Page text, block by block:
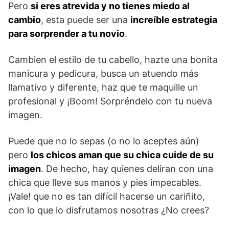
Pero si eres atrevida y no tienes miedo al
cambio, esta puede ser una increíble estrategia
para sorprender a tu novio.
Cambien el estilo de tu cabello, hazte una bonita
manicura y pedicura, busca un atuendo más
llamativo y diferente, haz que te maquille un
profesional y ¡Boom! Sorpréndelo con tu nueva
imagen.
Puede que no lo sepas (o no lo aceptes aún)
pero los chicos aman que su chica cuide de su
imagen. De hecho, hay quienes deliran con una
chica que lleve sus manos y pies impecables.
¡Vale! que no es tan difícil hacerse un cariñito,
con lo que lo disfrutamos nosotras ¿No crees?